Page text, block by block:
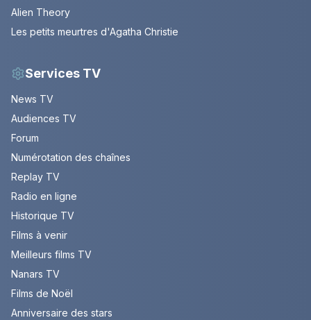
Alien Theory
Les petits meurtres d'Agatha Christie
Services TV
News TV
Audiences TV
Forum
Numérotation des chaînes
Replay TV
Radio en ligne
Historique TV
Films à venir
Meilleurs films TV
Nanars TV
Films de Noël
Anniversaire des stars